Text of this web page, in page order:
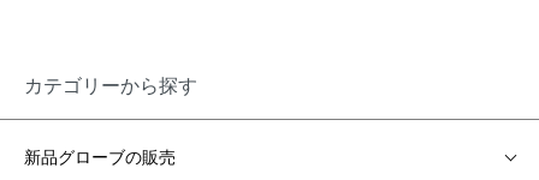
カテゴリーから探す
新品グローブの販売